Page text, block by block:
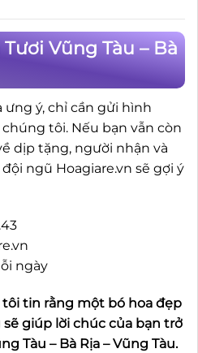
Vũng Tàu – Bà
ưng ý, chỉ cần gửi hình
tôi. Nếu bạn vẫn còn
dịp tặng, người nhận và
ngũ Hoagiare.vn sẽ gợi ý
ngày
tôi tin rằng một bó hoa đẹp
giúp lời chúc của bạn trở
Tàu – Bà Rịa – Vũng Tàu.